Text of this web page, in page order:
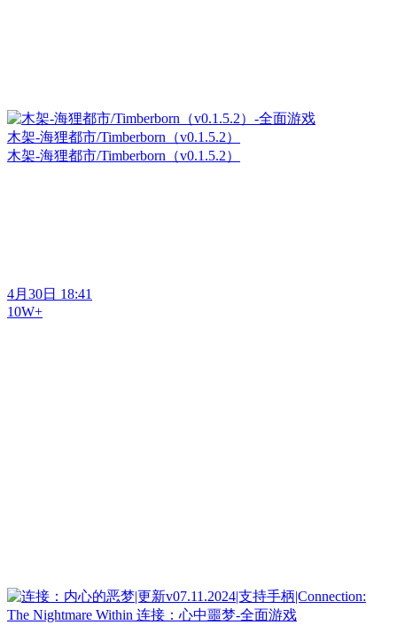
木架-海狸都市/Timberborn（v0.1.5.2）
木架-海狸都市/Timberborn（v0.1.5.2）
4月30日 18:41
10W+